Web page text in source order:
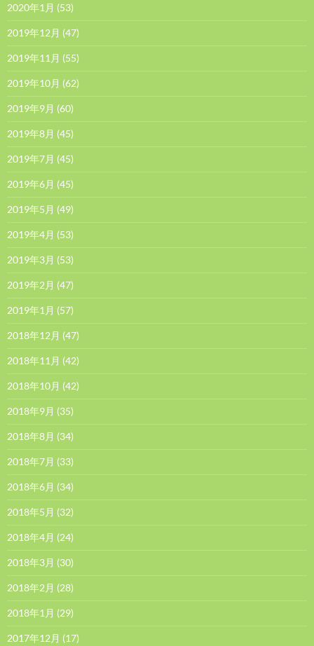
2020年1月 (53)
2019年12月 (47)
2019年11月 (55)
2019年10月 (62)
2019年9月 (60)
2019年8月 (45)
2019年7月 (45)
2019年6月 (45)
2019年5月 (49)
2019年4月 (53)
2019年3月 (53)
2019年2月 (47)
2019年1月 (57)
2018年12月 (47)
2018年11月 (42)
2018年10月 (42)
2018年9月 (35)
2018年8月 (34)
2018年7月 (33)
2018年6月 (34)
2018年5月 (32)
2018年4月 (24)
2018年3月 (30)
2018年2月 (28)
2018年1月 (29)
2017年12月 (17)